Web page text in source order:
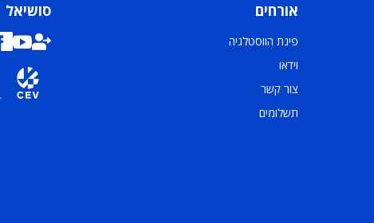
אורחים
פינת הווסטלגיה
וידאו
צור קשר
תשלומים
סושיאל